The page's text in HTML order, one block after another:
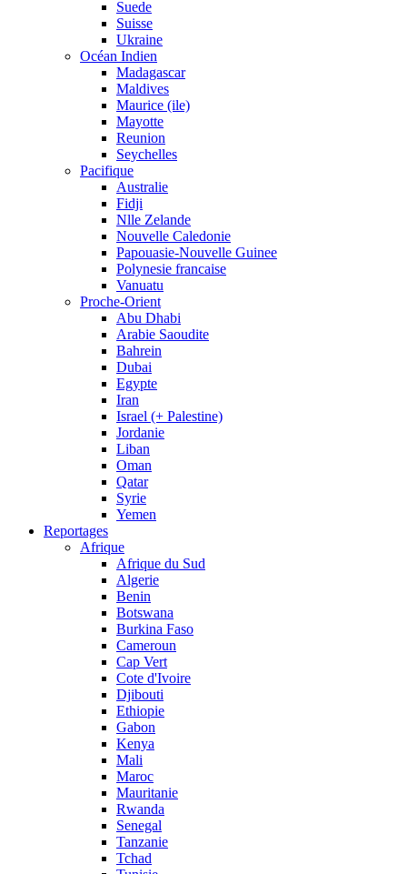
Suede
Suisse
Ukraine
Océan Indien
Madagascar
Maldives
Maurice (ile)
Mayotte
Reunion
Seychelles
Pacifique
Australie
Fidji
Nlle Zelande
Nouvelle Caledonie
Papouasie-Nouvelle Guinee
Polynesie francaise
Vanuatu
Proche-Orient
Abu Dhabi
Arabie Saoudite
Bahrein
Dubai
Egypte
Iran
Israel (+ Palestine)
Jordanie
Liban
Oman
Qatar
Syrie
Yemen
Reportages
Afrique
Afrique du Sud
Algerie
Benin
Botswana
Burkina Faso
Cameroun
Cap Vert
Cote d'Ivoire
Djibouti
Ethiopie
Gabon
Kenya
Mali
Maroc
Mauritanie
Rwanda
Senegal
Tanzanie
Tchad